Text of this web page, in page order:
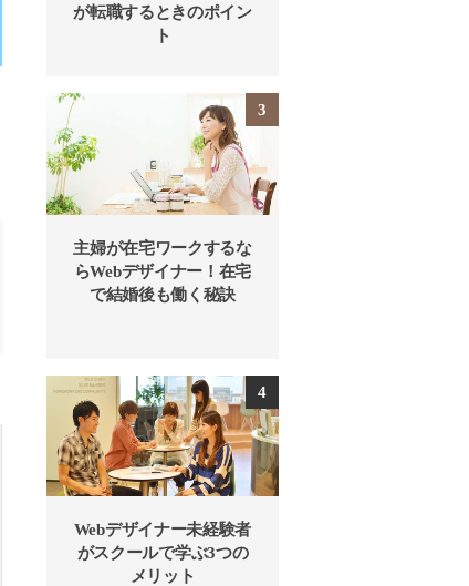
が転職するときのポイン
ト
主婦が在宅ワークするな
らWebデザイナー！在宅
で結婚後も働く秘訣
Webデザイナー未経験者
がスクールで学ぶ3つの
メリット